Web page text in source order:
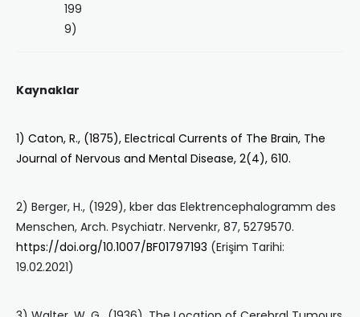
199
9)
Kaynaklar
1) Caton, R., (1875), Electrical Currents of The Brain, The
Journal of Nervous and Mental Disease, 2(4), 610.
2) Berger, H., (1929), kber das Elektrencephalogramm des
Menschen, Arch. Psychiatr. Nervenkr, 87, 5279570.
https://doi.org/10.1007/BF01797193 (Erişim Tarihi:
19.02.2021)